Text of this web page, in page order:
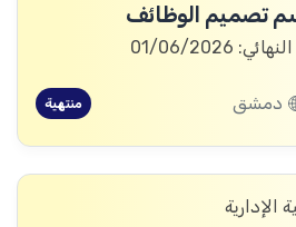
تصميم الوظائف
01/06/2026
دمشق منتهية
الإدارية